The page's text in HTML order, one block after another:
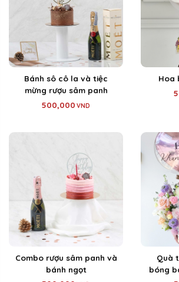
Bánh sô cô la và tiệc
mừng rượu sâm panh
500,000 VND
Hoa
Combo rượu sâm panh và
bánh ngọt
Quà
bóng